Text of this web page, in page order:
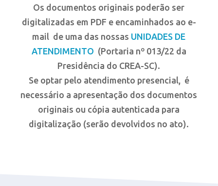
Os documentos originais poderão ser
digitalizadas em PDF e encaminhados ao e-
mail de uma das nossas UNIDADES DE
ATENDIMENTO (Portaria nº 013/22 da
Presidência do CREA-SC).
Se optar pelo atendimento presencial, é
necessário a apresentação dos documentos
originais ou cópia autenticada para
digitalização (serão devolvidos no ato).